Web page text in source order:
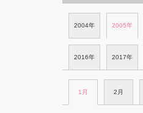
2004年 2005年
2016年 2017年
1月 2月